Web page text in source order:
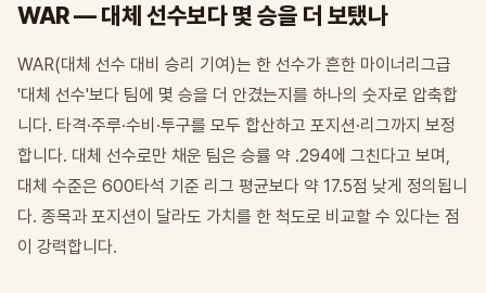
WAR — 대체 선수보다 몇 승을 더 보탰나
WAR(대체 선수 대비 승리 기여)는 한 선수가 흔한 마이너리그급
'대체 선수'보다 팀에 몇 승을 더 안겼는지를 하나의 숫자로 압축합
니다. 타격·주루·수비·투구를 모두 합산하고 포지션·리그까지 보정
합니다. 대체 선수로만 채운 팀은 승률 약 .294에 그친다고 보며,
대체 수준은 600타석 기준 리그 평균보다 약 17.5점 낮게 정의됩니
다. 종목과 포지션이 달라도 가치를 한 척도로 비교할 수 있다는 점
이 강력합니다.